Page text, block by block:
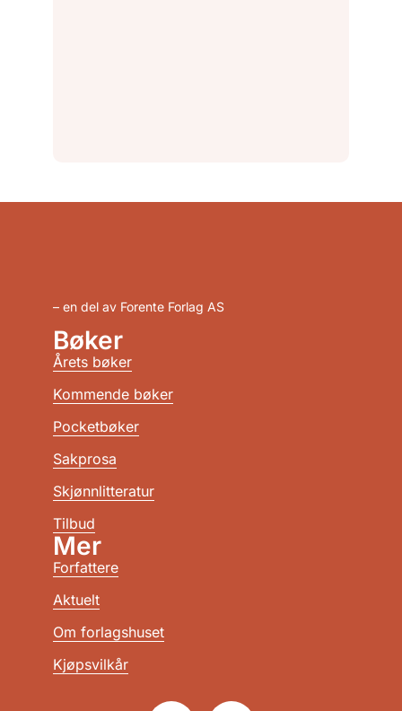
– en del av Forente Forlag AS
Bøker
Årets bøker
Kommende bøker
Pocketbøker
Sakprosa
Skjønnlitteratur
Tilbud
Mer
Forfattere
Aktuelt
Om forlagshuset
Kjøpsvilkår